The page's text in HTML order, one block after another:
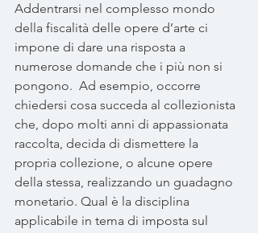
Addentrarsi nel complesso mondo
della fiscalità delle opere d’arte ci
impone di dare una risposta a
numerose domande che i più non si
pongono.  Ad esempio, occorre
chiedersi cosa succeda al collezionista
che, dopo molti anni di appassionata
raccolta, decida di dismettere la
propria collezione, o alcune opere
della stessa, realizzando un guadagno
monetario. Qual è la disciplina
applicabile in tema di imposta sul